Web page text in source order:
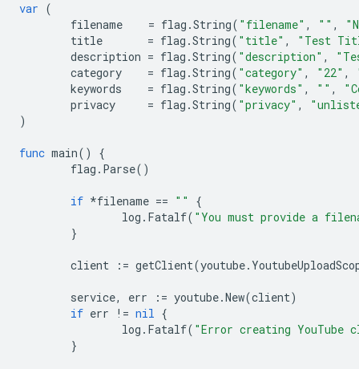
var (
filename
= flag .String( "filename" , "" ,
title
= flag .String( "title" ,
"Test
description = flag .String( "description" ,
category
= flag .String( "category" , "22" ,
keywords
= flag .String( "keywords" , "" ,
privacy
= flag .String( "privacy" ,
)
func main()
{
flag . Parse()
if *filename == ""
{
log . Fatalf( "You must provide a
}
client := getClient(youtube.
service, err := youtube.New(client)
if err != nil {
log . Fatalf( "Error creating YouTube
}